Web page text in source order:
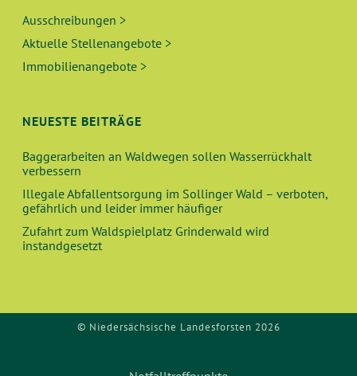
Ausschreibungen >
Aktuelle Stellenangebote >
Immobilienangebote >
NEUESTE BEITRÄGE
Baggerarbeiten an Waldwegen sollen Wasserrückhalt
verbessern
Illegale Abfallentsorgung im Sollinger Wald – verboten,
gefährlich und leider immer häufiger
Zufahrt zum Waldspielplatz Grinderwald wird
instandgesetzt
© Niedersächsische Landesforsten 2026